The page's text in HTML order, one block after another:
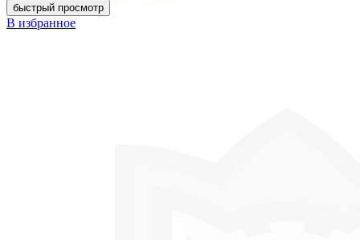
быстрый просмотр
В избранное